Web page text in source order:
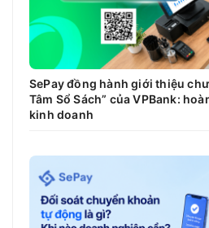
SePay đồng hành giới thiệu
Tâm Sổ Sách” của VPBank:
kinh doanh